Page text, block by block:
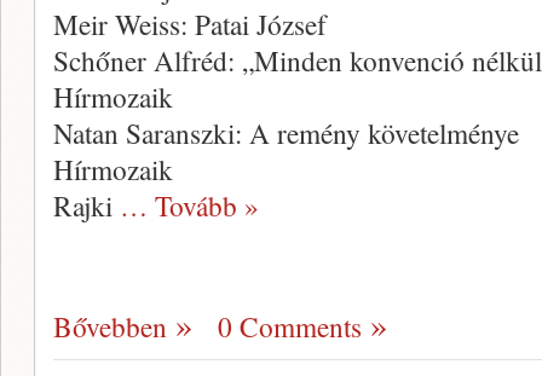
Meir Weiss: Patai József
Schőner Alfréd: „Minden konvenció
Hírmozaik
Natan Saranszki: A remény követelménye
Hírmozaik
Rajki … Tovább »
Bővebben 0 Comments